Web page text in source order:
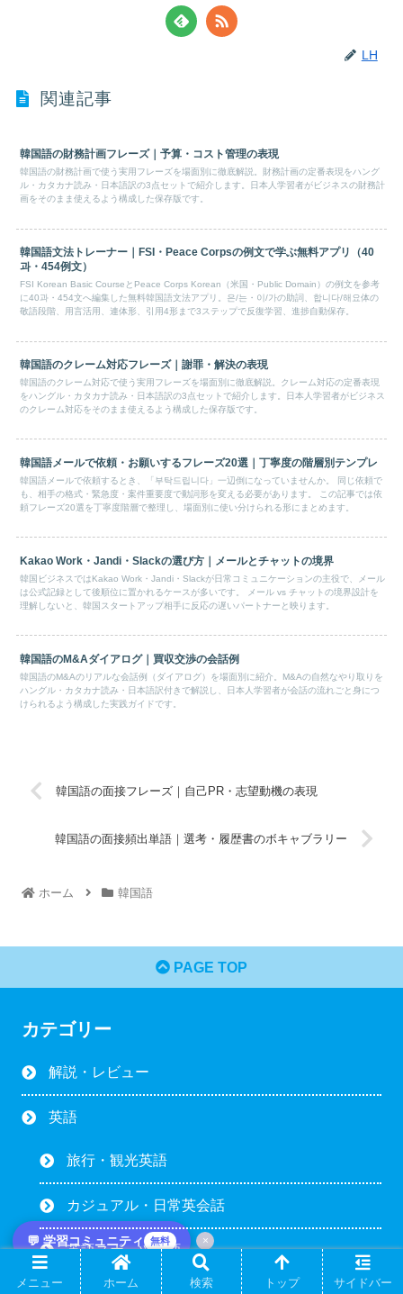
💬 学習コミュニティ 無料 ×
LH
関連記事
韓国語の財務計画フレーズ｜予算・コスト管理の表現
韓国語の財務計画で使う実用フレーズを場面別に徹底解説。財務計画の定番表現をハング
ル・カタカナ読み・日本語訳の3点セットで紹介します。日本人学習者がビジネスの財務計
画をそのまま使えるよう構成した保存版です。
韓国語文法トレーナー｜FSI・Peace Corpsの例文で学ぶ無料アプリ（40
과・454例文）
FSI Korean Basic CourseとPeace Corps Korean（米国・Public Domain）の例文を参考
に40과・454文へ編集した無料韓国語文法アプリ。은/는・이/가の助詞、합니다/해요体の
敬語段階、用言活用、連体形、引用4形まで3ステップで反復学習、進捗自動保存。
韓国語のクレーム対応フレーズ｜謝罪・解決の表現
韓国語のクレーム対応で使う実用フレーズを場面別に徹底解説。クレーム対応の定番表現
をハングル・カタカナ読み・日本語訳の3点セットで紹介します。日本人学習者がビジネス
のクレーム対応をそのまま使えるよう構成した保存版です。
韓国語メールで依頼・お願いするフレーズ20選｜丁寧度の階層別テンプレ
韓国語メールで依頼するとき、「부탁드립니다」一辺倒になっていませんか。 同じ依頼で
も、相手の格式・緊急度・案件重要度で動詞形を変える必要があります。 この記事では依
頼フレーズ20選を丁寧度階層で整理し、場面別に使い分けられる形にまとめます。
Kakao Work・Jandi・Slackの選び方｜メールとチャットの境界
韓国ビジネスではKakao Work・Jandi・Slackが日常コミュニケーションの主役で、メール
は公式記録として後順位に置かれるケースが多いです。 メール vs チャットの境界設計を
理解しないと、韓国スタートアップ相手に反応の遅いパートナーと映ります。
韓国語のM&Aダイアログ｜買収交渉の会話例
韓国語のM&Aのリアルな会話例（ダイアログ）を場面別に紹介。M&Aの自然なやり取りを
ハングル・カタカナ読み・日本語訳付きで解説し、日本人学習者が会話の流れごと身につ
けられるよう構成した実践ガイドです。
韓国語の面接フレーズ｜自己PR・志望動機の表現
韓国語の面接頻出単語｜選考・履歴書のボキャブラリー
ホーム 韓国語
PAGE TOP
カテゴリー
解説・レビュー
英語
旅行・観光英語
カジュアル・日常英会話
英語スポーツ用語
メニュー ホーム 検索 トップ サイドバー